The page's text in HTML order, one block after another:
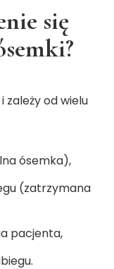
się
zależy od wielu
ósemka),
(zatrzymana
pacjenta,